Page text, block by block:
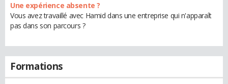
Une expérience absente ?
Vous avez travaillé avec Hamid dans une entreprise qui n'apparaît
pas dans son parcours ?
Formations